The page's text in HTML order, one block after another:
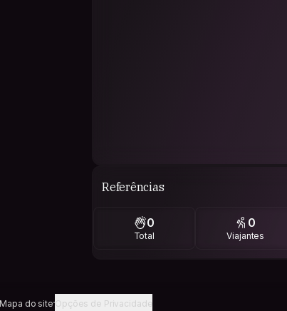
Referências
0
Total
0
Viajantes
Mapa do siteOpções de Privacidade